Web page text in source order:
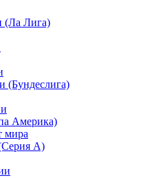
(Ла Лига)
(Бундеслига)
Америка)
мира
А)